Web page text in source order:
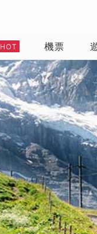
HOT 機票